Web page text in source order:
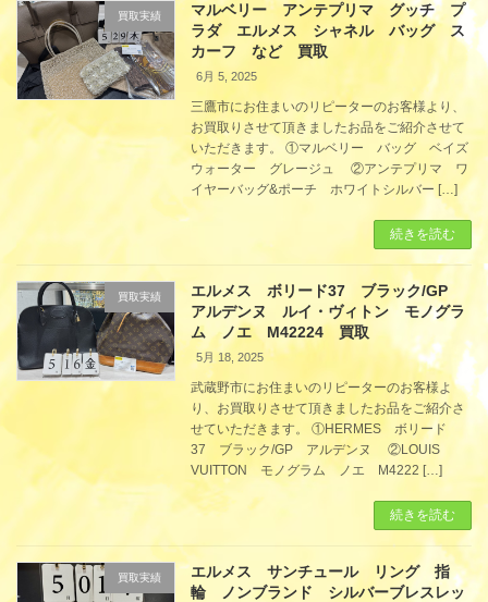
買取実績
マルベリー アンテプリマ グッチ プ
ラダ エルメス シャネル バッグ ス
カーフ など 買取
6月 5, 2025
三鷹市にお住まいのリピーターのお客様より、
お買取りさせて頂きましたお品をご紹介させて
いただきます。 ①マルベリー バッグ ベイズ
ウォーター グレージュ ②アンテプリマ ワ
イヤーバッグ&ポーチ ホワイトシルバー […]
続きを読む
買取実績
エルメス ボリード37 ブラック/GP
アルデンヌ ルイ・ヴィトン モノグラ
ム ノエ M42224 買取
5月 18, 2025
武蔵野市にお住まいのリピーターのお客様よ
り、お買取りさせて頂きましたお品をご紹介さ
せていただきます。 ①HERMES ボリード
37 ブラック/GP アルデンヌ ②LOUIS
VUITTON モノグラム ノエ M4222 […]
続きを読む
買取実績
エルメス サンチュール リング 指
輪 ノンブランド シルバーブレスレッ